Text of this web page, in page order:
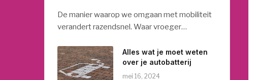
De manier waarop we omgaan met mobiliteit
verandert razendsnel. Waar vroeger…
Alles wat je moet weten
over je autobatterij
mei 16, 2024